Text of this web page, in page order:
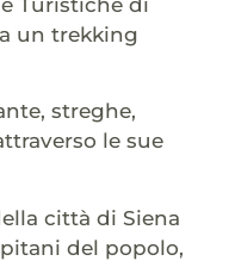
un trekking
streghe,
le sue
città di Siena
del popolo,